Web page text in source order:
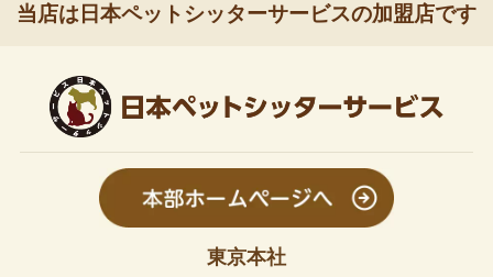
当店は日本ペットシッターサービスの加盟店です
東京本社